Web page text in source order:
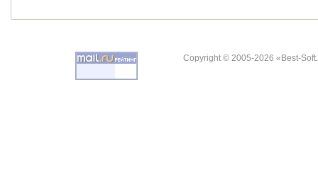
Copyright © 2005-2026 «Best-